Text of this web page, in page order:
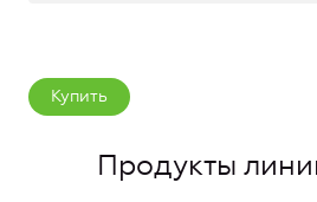
Купить
Продукты